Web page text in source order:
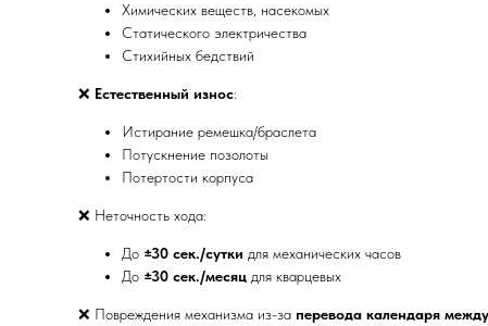
Химических веществ, насекомых
Статического электричества
Стихийных бедствий
❌ Естественный износ:
Истирание ремешка/браслета
Потускнение позолоты
Потертости корпуса
❌ Неточность хода:
До ±30 сек./сутки для механических часов
До ±30 сек./месяц для кварцевых
❌ Повреждения механизма из-за перевода календаря